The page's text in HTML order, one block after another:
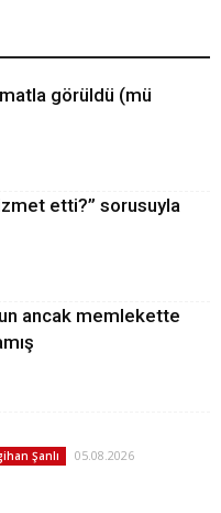
görüldü (mü
etti?” sorusuyla
ancak memlekette
Şanlı 05.08.2026